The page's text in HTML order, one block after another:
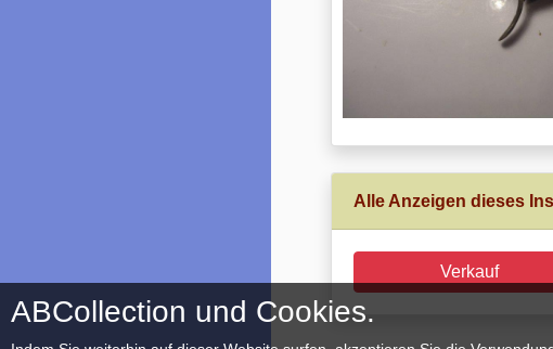
Alle Anzeigen dieses
Verkauf
ABCollection und Cookies.